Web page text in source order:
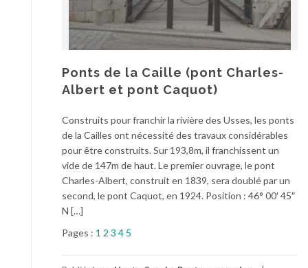
Ponts de la Caille (pont Charles-
Albert et pont Caquot)
Construits pour franchir la rivière des Usses, les ponts
de la Cailles ont nécessité des travaux considérables
pour être construits. Sur 193,8m, il franchissent un
vide de 147m de haut. Le premier ouvrage, le pont
Charles-Albert, construit en 1839, sera doublé par un
second, le pont Caquot, en 1924. Position : 46° 00′ 45″
N […]
Pages : 1 2 3 4 5